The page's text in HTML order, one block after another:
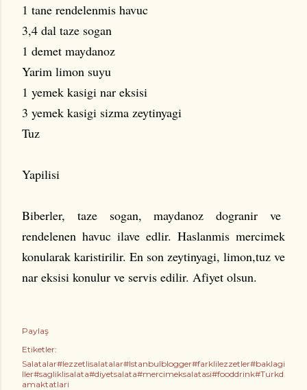
1 tane rendelenmis havuc
3,4 dal taze sogan
1 demet maydanoz
Yarim limon suyu
1 yemek kasigi nar eksisi
3 yemek kasigi sizma zeytinyagi
Tuz
Yapilisi
Biberler, taze sogan, maydanoz dogranir ve
rendelenen havuc ilave edlir. Haslanmis mercimek
konularak karistirilir. En son zeytinyagi, limon,tuz ve
nar eksisi konulur ve servis edilir. Afiyet olsun.
Paylaş
Etiketler:
Salatalar#lezzetlisalatalar#Istanbulblogger#farklilezzetler#baklagi
ller#sagliklisalata#diyetsalata#mercimeksalatasi#fooddrink#Turkd
amaktatlari